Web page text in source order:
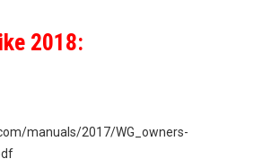
2018:
manuals/2017/WG_owners-